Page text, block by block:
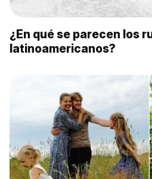
¿En qué se parecen los
latinoamericanos?